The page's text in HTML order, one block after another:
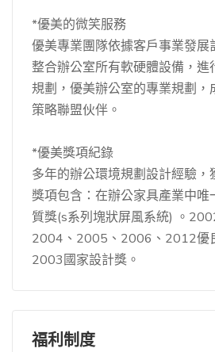
*優美的微笑服務
優美專業團隊依據客戶事業發展
整合辦公室所有軟硬體設備，進
規劃，優美辦公室的專業規劃，
策略聯盟伙伴。
*優美獎項紀錄
多年的辦公環境規劃設計經驗，
獎項包含：在辦公家具產業中唯
質獎(s系列塊狀屏風系統) 。
2004、2005、2006、2012優
2003國家設計獎。
福利制度